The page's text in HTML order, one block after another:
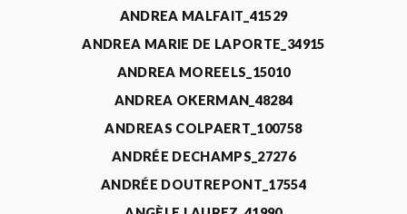
ANDREA MALFAIT_41529
ANDREA MARIE DE LAPORTE_34915
ANDREA MOREELS_15010
ANDREA OKERMAN_48284
ANDREAS COLPAERT_100758
ANDRÉE DECHAMPS_27276
ANDRÉE DOUTREPONT_17554